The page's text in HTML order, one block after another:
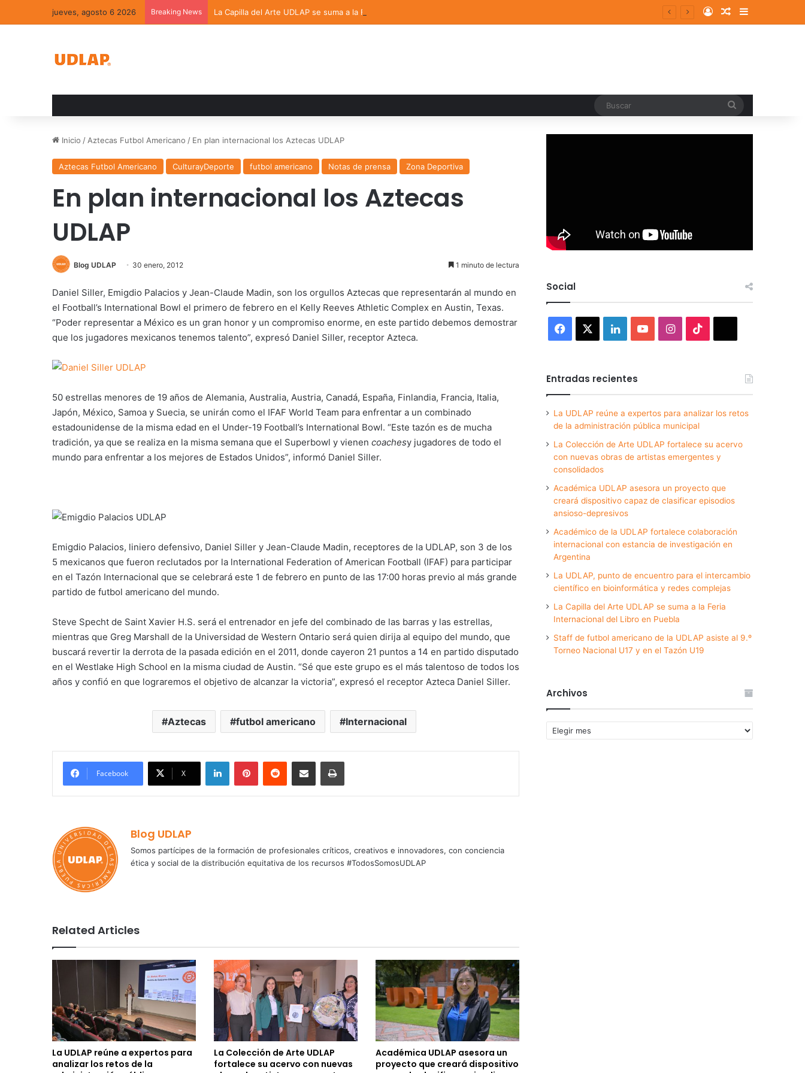
jueves, agosto 6 2026 Breaking News La Capilla del Arte UDLAP se suma a la Feria Internacional del Libro en Puebla Log InRandom Article
Sidebar
Inicio / Aztecas Futbol Americano / En plan internacional los Aztecas UDLAP
Aztecas Futbol Americano CulturayDeporte futbol americano Notas de prensa Zona Deportiva
En plan internacional los Aztecas
UDLAP
Blog UDLAP 30 enero, 2012 1 minuto de lectura
Daniel Siller, Emigdio Palacios y Jean-Claude Madin, son los orgullos Aztecas que representarán al mundo en
el Football’s International Bowl el primero de febrero en el Kelly Reeves Athletic Complex en Austin, Texas.
“Poder representar a México es un gran honor y un compromiso enorme, en este partido debemos demostrar
que los jugadores mexicanos tenemos talento”, expresó Daniel Siller, receptor Azteca.
50 estrellas menores de 19 años de Alemania, Australia, Austria, Canadá, España, Finlandia, Francia, Italia,
Japón, México, Samoa y Suecia, se unirán como el IFAF World Team para enfrentar a un combinado
estadounidense de la misma edad en el Under-19 Football’s International Bowl. “Este tazón es de mucha
tradición, ya que se realiza en la misma semana que el Superbowl y vienen coachesy jugadores de todo el
mundo para enfrentar a los mejores de Estados Unidos”, informó Daniel Siller.
Emigdio Palacios, liniero defensivo, Daniel Siller y Jean-Claude Madin, receptores de la UDLAP, son 3 de los
5 mexicanos que fueron reclutados por la lnternational Federation of American Football (IFAF) para participar
en el Tazón Internacional que se celebrará este 1 de febrero en punto de las 17:00 horas previo al más grande
partido de futbol americano del mundo.
Steve Specht de Saint Xavier H.S. será el entrenador en jefe del combinado de las barras y las estrellas,
mientras que Greg Marshall de la Universidad de Western Ontario será quien dirija al equipo del mundo, que
buscará revertir la derrota de la pasada edición en el 2011, donde cayeron 21 puntos a 14 en partido disputado
en el Westlake High School en la misma ciudad de Austin. “Sé que este grupo es el más talentoso de todos los
años y confió en que lograremos el objetivo de alcanzar la victoria”, expresó el receptor Azteca Daniel Siller.
Aztecas futbol americano Internacional
Facebook X
LinkedInPinterestReddit Share via Email Print
Blog UDLAP
Somos partícipes de la formación de profesionales críticos, creativos e innovadores, con conciencia
ética y social de la distribución equitativa de los recursos #TodosSomosUDLAP
Related Articles
La UDLAP reúne a expertos para
analizar los retos de la
La Colección de Arte UDLAP
fortalece su acervo con nuevas
Académica UDLAP asesora un
proyecto que creará dispositivo
Social
Facebook LinkedInYouTubeInstagram
Entradas recientes
La UDLAP reúne a expertos para analizar los retos
de la administración pública municipal
La Colección de Arte UDLAP fortalece su acervo
con nuevas obras de artistas emergentes y
consolidados
Académica UDLAP asesora un proyecto que
creará dispositivo capaz de clasificar episodios
ansioso-depresivos
Académico de la UDLAP fortalece colaboración
internacional con estancia de investigación en
Argentina
La UDLAP, punto de encuentro para el intercambio
científico en bioinformática y redes complejas
La Capilla del Arte UDLAP se suma a la Feria
Internacional del Libro en Puebla
Staff de futbol americano de la UDLAP asiste al 9.º
Torneo Nacional U17 y en el Tazón U19
Archivos
Archivos